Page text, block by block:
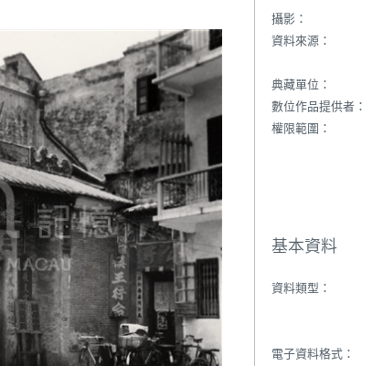
攝影：
資料來源：
典藏單位：
數位作品提供者：
權限範圍：
基本資料
資料類型：
電子資料格式：